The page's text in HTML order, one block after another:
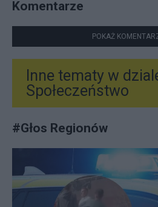
Komentarze
POKAŻ
Inne tematy w
Społeczeństwo
#Głos Regionów